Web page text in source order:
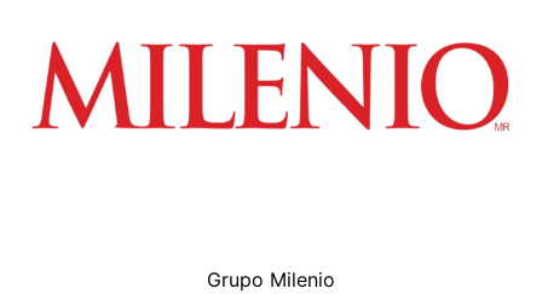
Grupo Milenio